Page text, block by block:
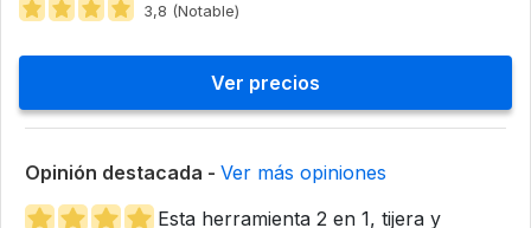
3,8 (Notable)
Ver precios
Opinión destacada - Ver más opiniones
Esta herramienta 2 en 1, tijera y